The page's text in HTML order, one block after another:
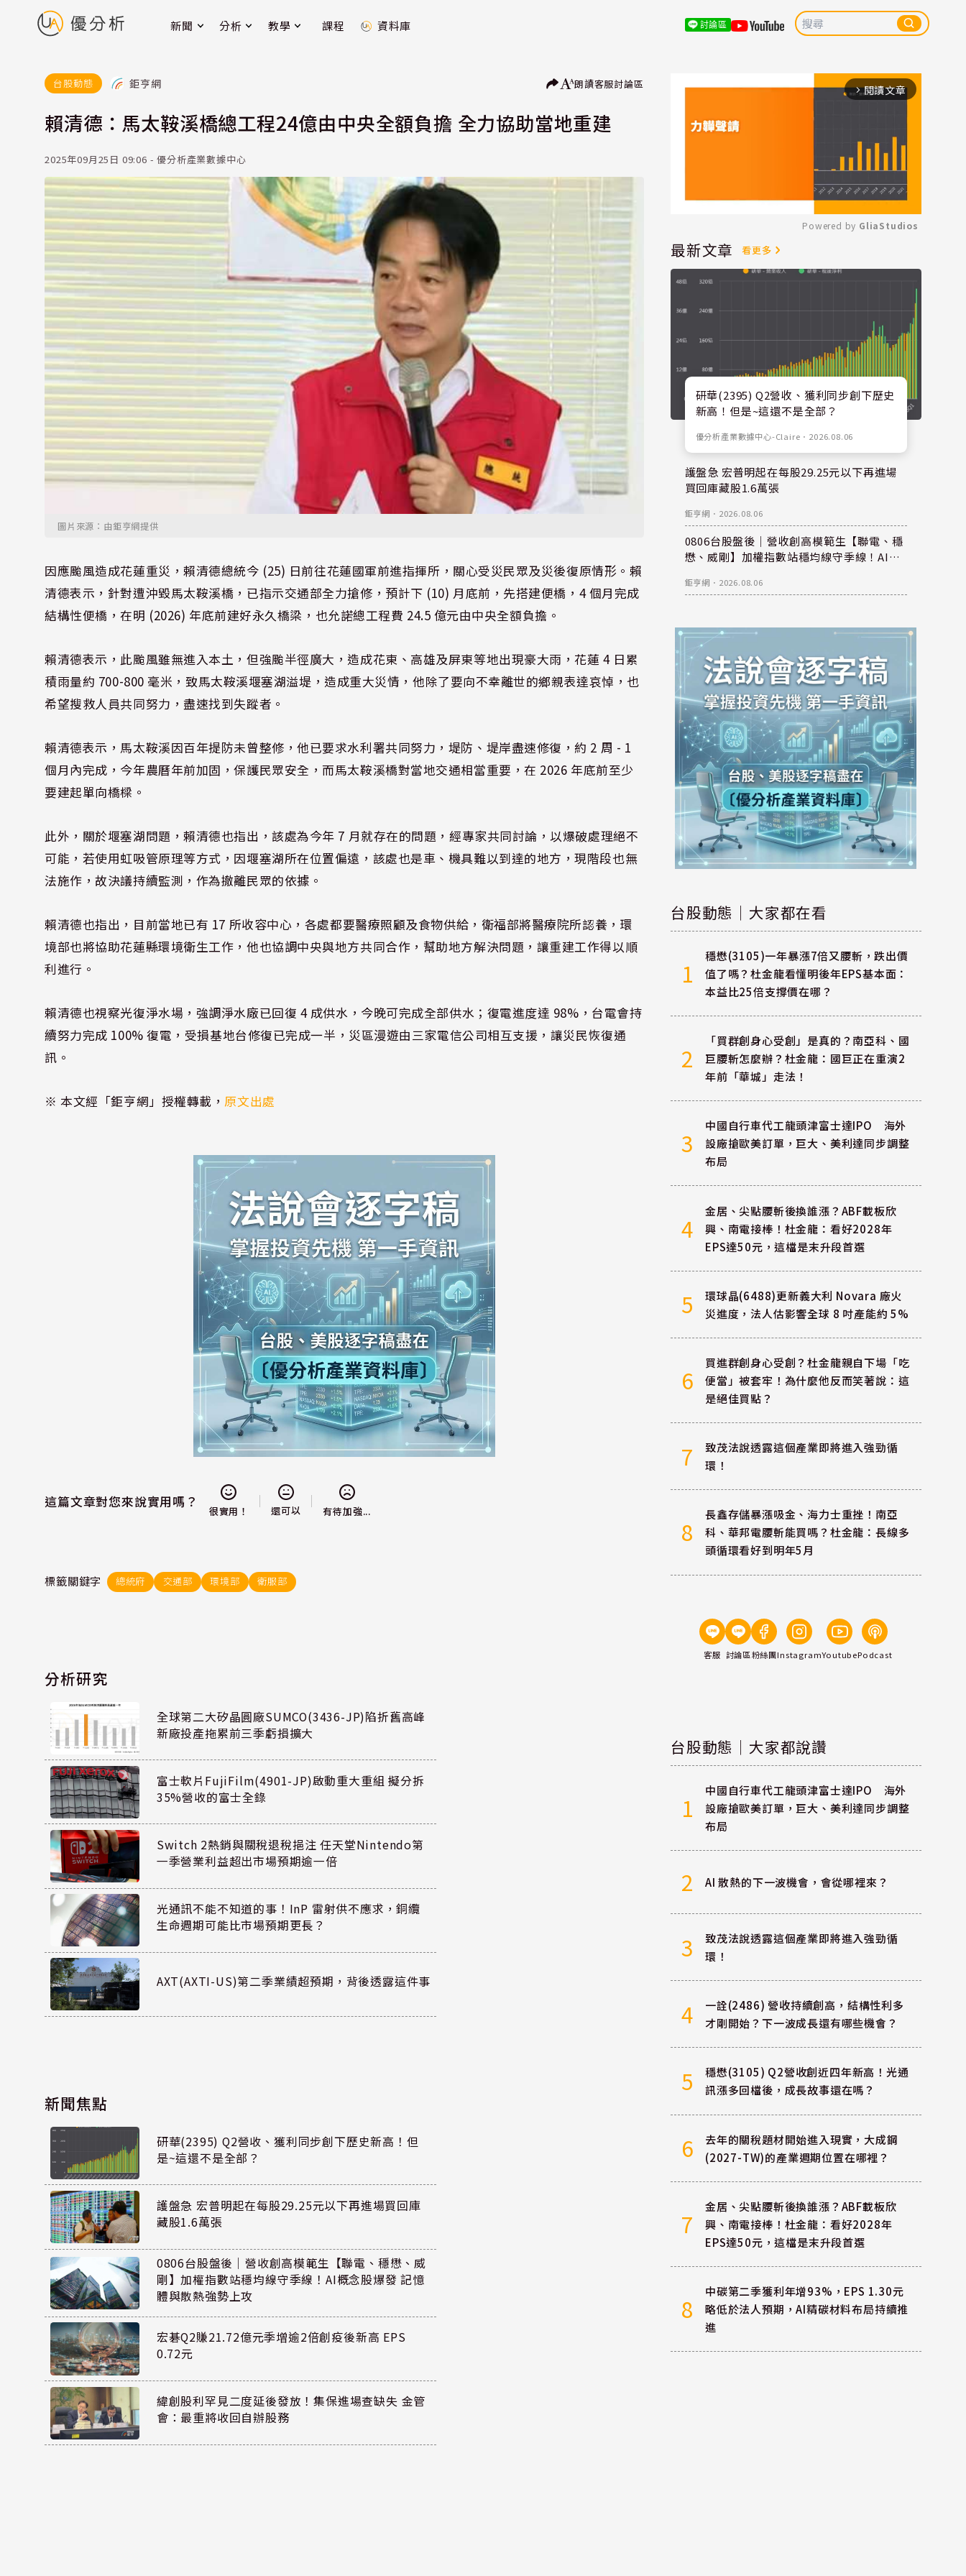
新聞 分析 教學 課程 資料庫 討論區
台股動態 鉅亨網 朗讀客服討論區
賴清德：馬太鞍溪橋總工程24億由中央全額負擔 全力協助當地重建
2025年09月25日 09:06 - 優分析產業數據中心
圖片來源：由鉅亨網提供
因應颱風造成花蓮重災，賴清德總統今 (25) 日前往花蓮國軍前進指揮所，關心受災民眾及災後復原情形。賴
清德表示，針對遭沖毀馬太鞍溪橋，已指示交通部全力搶修，預計下 (10) 月底前，先搭建便橋，4 個月完成
結構性便橋，在明 (2026) 年底前建好永久橋梁，也允諾總工程費 24.5 億元由中央全額負擔。
賴清德表示，此颱風雖無進入本土，但強颱半徑廣大，造成花東、高雄及屏東等地出現豪大雨，花蓮 4 日累
積雨量約 700-800 毫米，致馬太鞍溪堰塞湖溢堤，造成重大災情，他除了要向不幸離世的鄉親表達哀悼，也
希望搜救人員共同努力，盡速找到失蹤者。
賴清德表示，馬太鞍溪因百年提防未曾整修，他已要求水利署共同努力，堤防、堤岸盡速修復，約 2 周 - 1
個月內完成，今年農曆年前加固，保護民眾安全，而馬太鞍溪橋對當地交通相當重要，在 2026 年底前至少
要建起單向橋樑。
此外，關於堰塞湖問題，賴清德也指出，該處為今年 7 月就存在的問題，經專家共同討論，以爆破處理絕不
可能，若使用虹吸管原理等方式，因堰塞湖所在位置偏遠，該處也是車、機具難以到達的地方，現階段也無
法施作，故決議持續監測，作為撤離民眾的依據。
賴清德也指出，目前當地已有 17 所收容中心，各處都要醫療照顧及食物供給，衛福部將醫療院所認養，環
境部也將協助花蓮縣環境衛生工作，他也協調中央與地方共同合作，幫助地方解決問題，讓重建工作得以順
利進行。
賴清德也視察光復淨水場，強調淨水廠已回復 4 成供水，今晚可完成全部供水；復電進度達 98%，台電會持
續努力完成 100% 復電，受損基地台修復已完成一半，災區漫遊由三家電信公司相互支援，讓災民恢復通
訊。
※ 本文經「鉅亨網」授權轉載，原文出處
這篇文章對您來說實用嗎？
很實用！ 還可以 有待加強...
標籤關鍵字 總統府 交通部 環境部 衛服部
分析研究
全球第二大矽晶圓廠SUMCO(3436-JP)陷折舊高峰
新廠投產拖累前三季虧損擴大
富士軟片FujiFilm(4901-JP)啟動重大重組 擬分拆
35%營收的富士全錄
Switch 2熱銷與關稅退稅挹注 任天堂Nintendo第
一季營業利益超出市場預期逾一倍
光通訊不能不知道的事！InP 雷射供不應求，銅纜
生命週期可能比市場預期更長？
AXT(AXTI-US)第二季業績超預期，背後透露這件事
新聞焦點
研華(2395) Q2營收、獲利同步創下歷史新高！但
是~這還不是全部？
護盤急 宏普明起在每股29.25元以下再進場買回庫
藏股1.6萬張
0806台股盤後｜營收創高模範生【聯電、穩懋、威
剛】加權指數站穩均線守季線！AI概念股爆發 記憶
體與散熱強勢上攻
宏碁Q2賺21.72億元季增逾2倍創疫後新高 EPS
0.72元
緯創股利罕見二度延後發放！集保進場查缺失 金管
會：最重將收回自辦股務
arrow_forward_ios 閱讀文章
Mute
Powered by GliaStudios
最新文章 看更多
研華(2395) Q2營收、獲利同步創下歷史
新高！但是~這還不是全部？
優分析產業數據中心-Claire ． 2026.08.06
護盤急 宏普明起在每股29.25元以下再進場
買回庫藏股1.6萬張
鉅亨網 ． 2026.08.06
0806台股盤後｜營收創高模範生【聯電、穩
懋、威剛】加權指數站穩均線守季線！AI概
鉅亨網 ． 2026.08.06
台股動態｜大家都在看
1
穩懋(3105)一年暴漲7倍又腰斬，跌出價
值了嗎？杜金龍看懂明後年EPS基本面：
本益比25倍支撐價在哪？
2
「買群創身心受創」是真的？南亞科、國
巨腰斬怎麼辦？杜金龍：國巨正在重演2
年前「華城」走法！
3
中國自行車代工龍頭津富士達IPO 海外
設廠搶歐美訂單，巨大、美利達同步調整
布局
4
金居、尖點腰斬後換誰漲？ABF載板欣
興、南電接棒！杜金龍：看好2028年
EPS達50元，這檔是末升段首選
5
環球晶(6488)更新義大利 Novara 廠火
災進度，法人估影響全球 8 吋產能約 5%
6
買進群創身心受創？杜金龍親自下場「吃
便當」被套牢！為什麼他反而笑著說：這
是絕佳買點？
7
致茂法說透露這個產業即將進入強勁循
環！
8
長鑫存儲暴漲吸金、海力士重挫！南亞
科、華邦電腰斬能買嗎？杜金龍：長線多
頭循環看好到明年5月
客服 討論區粉絲團InstagramYoutubePodcast
台股動態｜大家都說讚
1
中國自行車代工龍頭津富士達IPO 海外
設廠搶歐美訂單，巨大、美利達同步調整
布局
2 AI 散熱的下一波機會，會從哪裡來？
3
致茂法說透露這個產業即將進入強勁循
環！
4
一詮(2486) 營收持續創高，結構性利多
才剛開始？下一波成長還有哪些機會？
5
穩懋(3105) Q2營收創近四年新高！光通
訊漲多回檔後，成長故事還在嗎？
6
去年的關稅題材開始進入現實，大成鋼
(2027-TW)的產業週期位置在哪裡？
7
金居、尖點腰斬後換誰漲？ABF載板欣
興、南電接棒！杜金龍：看好2028年
EPS達50元，這檔是末升段首選
8
中碳第二季獲利年增93%，EPS 1.30元
略低於法人預期，AI精碳材料布局持續推
進